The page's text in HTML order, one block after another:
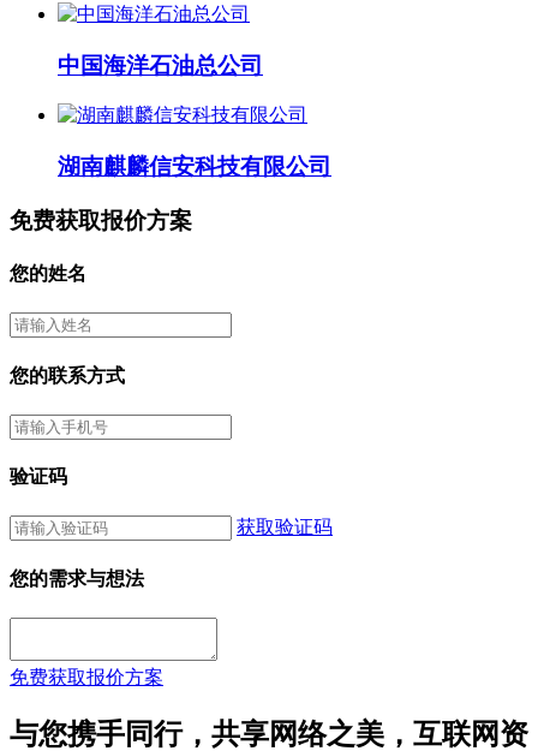
中国海洋石油总公司
湖南麒麟信安科技有限公司
免费获取报价方案
您的姓名
您的联系方式
验证码
获取验证码
您的需求与想法
免费获取报价方案
与您携手同行，共享网络之美，互联网资